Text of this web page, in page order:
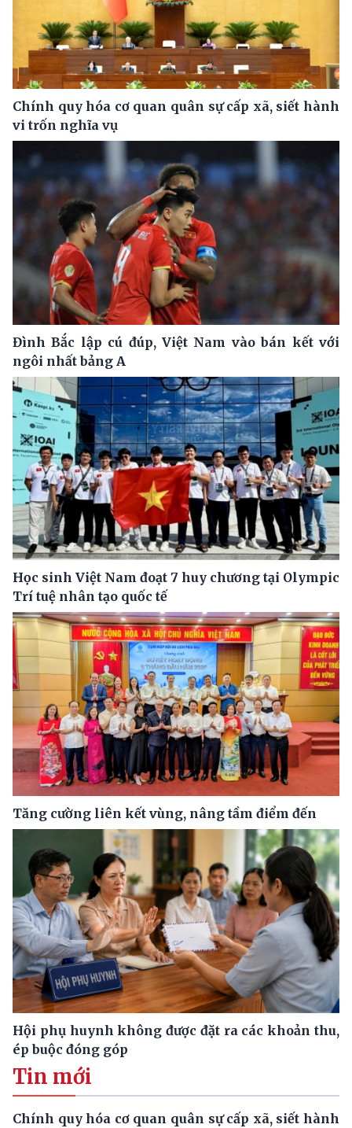
Chính quy hóa cơ quan quân sự cấp xã, siết hành
vi trốn nghĩa vụ
Đình Bắc lập cú đúp, Việt Nam vào bán kết với
ngôi nhất bảng A
Học sinh Việt Nam đoạt 7 huy chương tại Olympic
Trí tuệ nhân tạo quốc tế
Tăng cường liên kết vùng, nâng tầm điểm đến
Hội phụ huynh không được đặt ra các khoản thu,
ép buộc đóng góp
Tin mới
Chính quy hóa cơ quan quân sự cấp xã, siết hành